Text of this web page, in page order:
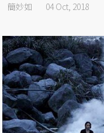
簡妙如 04 Oct, 2018